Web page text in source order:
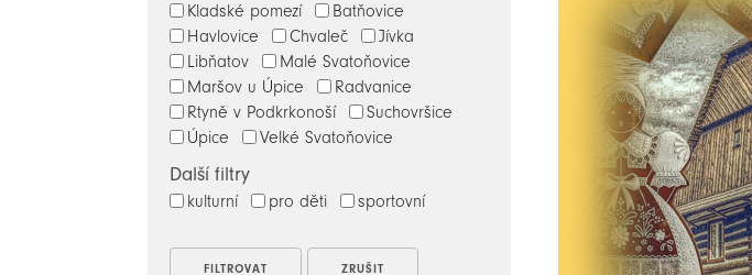
Kladské pomezí
Batňovice
Havlovice
Chvaleč
Jívka
Libňatov
Malé Svatoňovice
Maršov u Úpice
Radvanice
Rtyně v Podkrkonoší
Suchovršice
Úpice
Velké Svatoňovice
Další filtry
kulturní pro děti sportovní